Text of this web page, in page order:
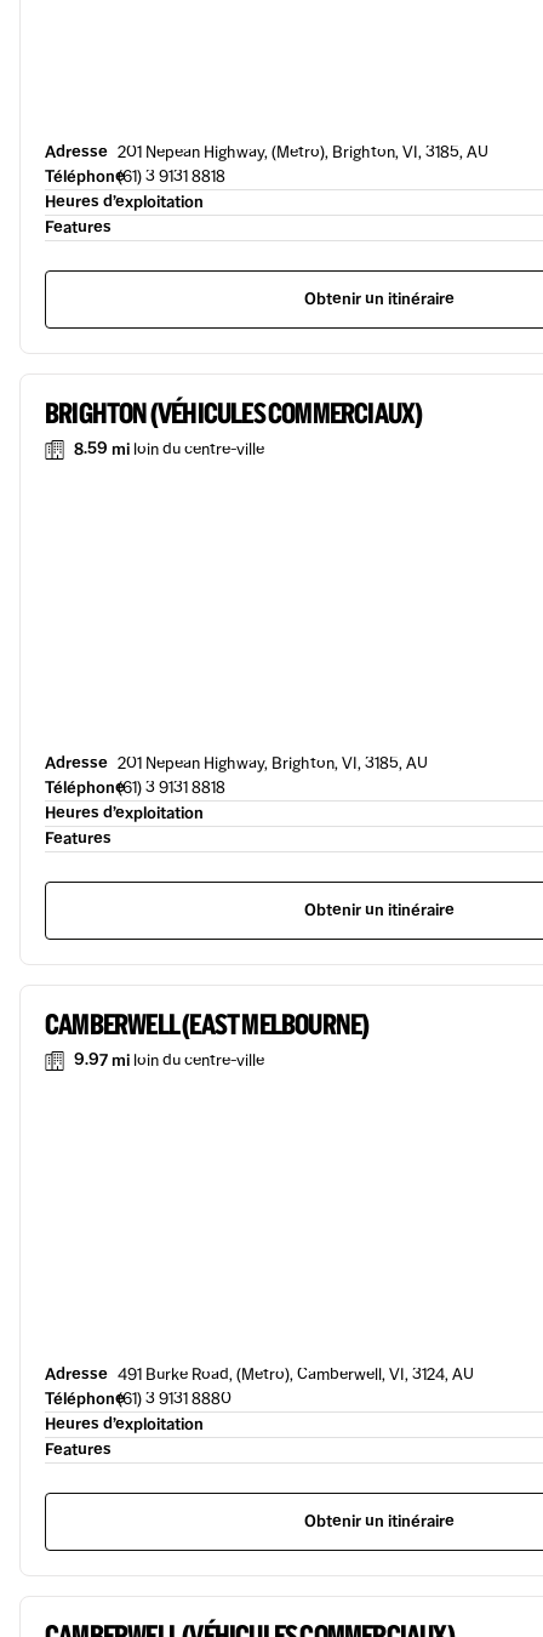
Adresse 201 Nepean Highway, (Metro), Brighton, VI, 3185, AU
Téléphone(61) 3 9131 8818
Heures d’exploitation
Features
Obtenir un itinéraire
BRIGHTON (VÉHICULES COMMERCIAUX)
8.59 mi loin du centre-ville
Adresse 201 Nepean Highway, Brighton, VI, 3185, AU
Téléphone(61) 3 9131 8818
Heures d’exploitation
Features
Obtenir un itinéraire
CAMBERWELL (EAST MELBOURNE)
9.97 mi loin du centre-ville
Adresse 491 Burke Road, (Metro), Camberwell, VI, 3124, AU
Téléphone(61) 3 9131 8880
Heures d’exploitation
Features
Obtenir un itinéraire